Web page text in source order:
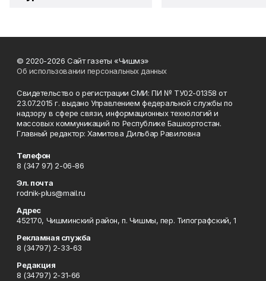
© 2020-2026 Сайт газеты «Чишмэ»
Об использовании персональных данных
Свидетельство о регистрации СМИ: ПИ № ТУ02-01358 от
23.07.2015 г. выдано Управлением федеральной службы по
надзору в сфере связи, информационных технологий и
массовых коммуникаций по Республике Башкортостан.
Главный редактор: Хамитова Дильбар Равиловна
Телефон
8 (347 97) 2-06-86
Эл. почта
rodnik-plus@mail.ru
Адрес
452170, Чишминский район, п. Чишмы, пер. Типографский, 1
Рекламная служба
8 (34797) 2-33-63
Редакция
8 (34797) 2-31-66